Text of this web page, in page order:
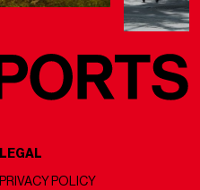
LEGAL
PRIVACY POLICY